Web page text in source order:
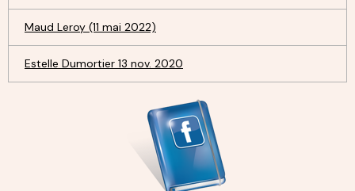
Maud Leroy (11 mai 2022)
Estelle Dumortier 13 nov. 2020